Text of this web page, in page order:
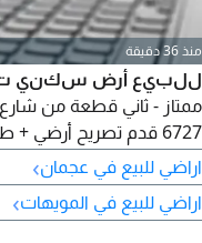
منذ 36 دقيقة
استراتيجي للمستثمرين
اراضي للبيع في عجمان›
اراضي للبيع في المويهات›